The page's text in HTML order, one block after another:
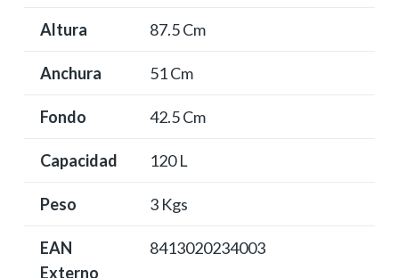
Altura 87.5 Cm
Anchura 51 Cm
Fondo 42.5 Cm
Capacidad 120 L
Peso 3 Kgs
EAN
Externo
8413020234003